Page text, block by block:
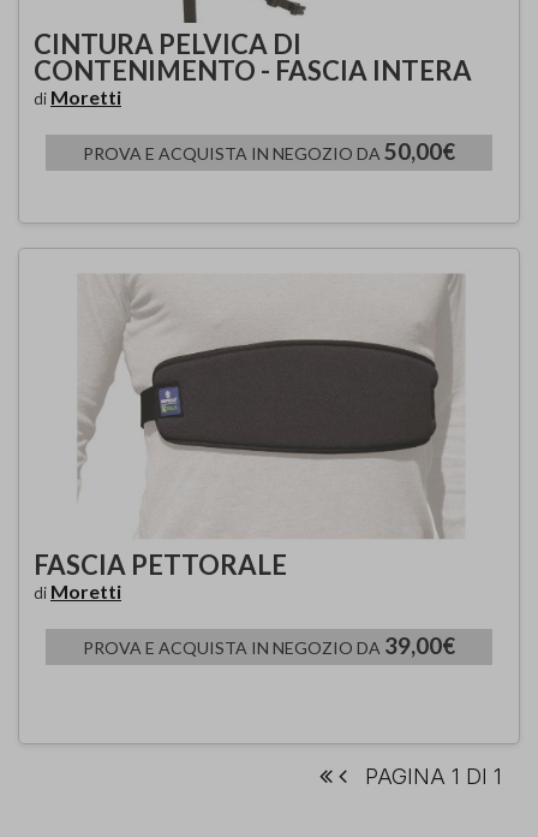
CINTURA PELVICA DI
CONTENIMENTO - FASCIA INTERA
di Moretti
PROVA E ACQUISTA IN NEGOZIO DA 50,00€
FASCIA PETTORALE
di Moretti
PROVA E ACQUISTA IN NEGOZIO DA 39,00€
PAGINA 1 DI 1